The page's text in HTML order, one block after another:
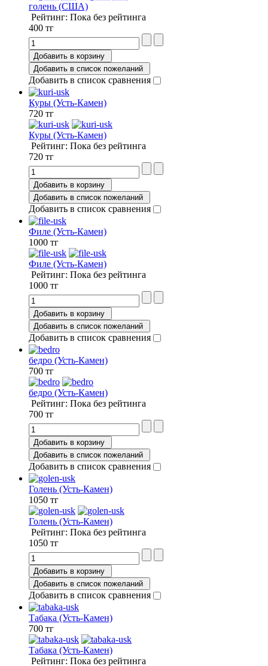
голень (США)
Рейтинг: Пока без рейтинга
400 тг
Добавить в корзину
Добавить в список пожеланий
Добавить в список сравнения
Куры (Усть-Камен)
720 тг
Куры (Усть-Камен)
Рейтинг: Пока без рейтинга
720 тг
Добавить в корзину
Добавить в список пожеланий
Добавить в список сравнения
Филе (Усть-Камен)
1000 тг
Филе (Усть-Камен)
Рейтинг: Пока без рейтинга
1000 тг
Добавить в корзину
Добавить в список пожеланий
Добавить в список сравнения
бедро (Усть-Камен)
700 тг
бедро (Усть-Камен)
Рейтинг: Пока без рейтинга
700 тг
Добавить в корзину
Добавить в список пожеланий
Добавить в список сравнения
Голень (Усть-Камен)
1050 тг
Голень (Усть-Камен)
Рейтинг: Пока без рейтинга
1050 тг
Добавить в корзину
Добавить в список пожеланий
Добавить в список сравнения
Табака (Усть-Камен)
700 тг
Табака (Усть-Камен)
Рейтинг: Пока без рейтинга